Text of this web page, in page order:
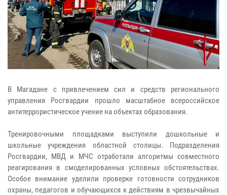
В Магадане с привлечением сил и средств регионального
управления Росгвардии прошло масштабное всероссийское
антитеррористическое учение на объектах образования.
Тренировочными площадками выступили дошкольные и
школьные учреждения областной столицы. Подразделения
Росгвардии, МВД и МЧС отработали алгоритмы совместного
реагирования в смоделированных условных обстоятельствах.
Особое внимание уделили проверке готовности сотрудников
охраны, педагогов и обучающихся к действиям в чрезвычайных